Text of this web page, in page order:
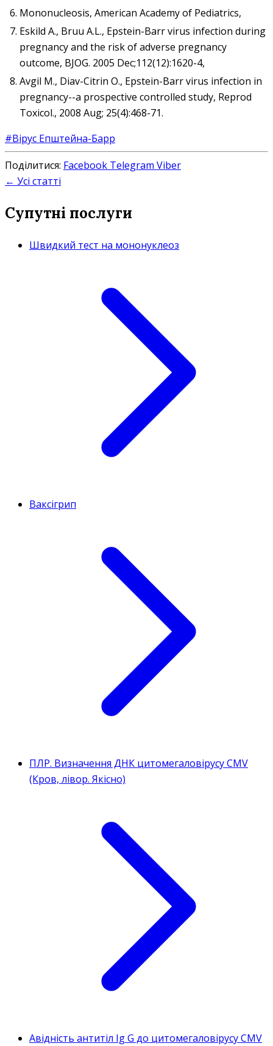
Mononucleosis, American Academy of Pediatrics,
Eskild A., Bruu A.L., Epstein-Barr virus infection during
pregnancy and the risk of adverse pregnancy
outcome, BJOG. 2005 Dec;112(12):1620-4,
Avgil M., Diav-Citrin O., Epstein-Barr virus infection in
pregnancy--a prospective controlled study, Reprod
Toxicol., 2008 Aug; 25(4):468-71.
#Вірус Епштейна-Барр
Поділитися: Facebook Telegram Viber
← Усі статті
Супутні послуги
Швидкий тест на мононуклеоз
Ваксігрип
ПЛР. Визначення ДНК цитомегаловірусу CMV
(Кров, лівор. Якісно)
Авідність антитіл Ig G до цитомегаловірусу CMV